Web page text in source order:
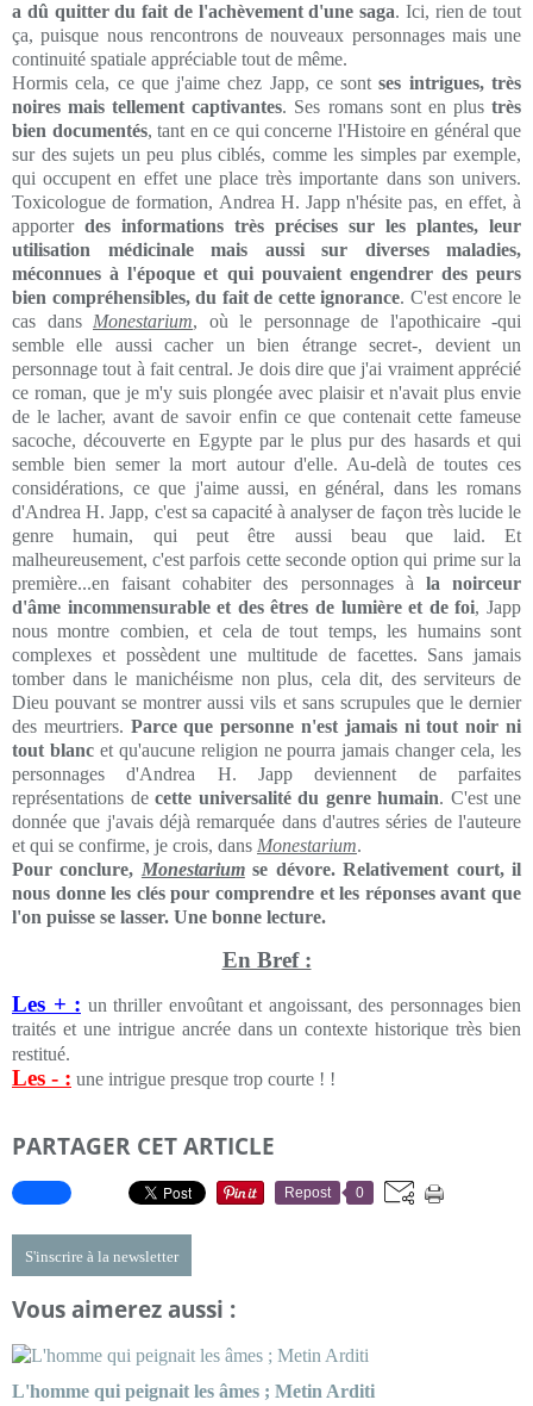
a dû quitter du fait de l'achèvement d'une saga. Ici, rien de tout
ça, puisque nous rencontrons de nouveaux personnages mais une
continuité spatiale appréciable tout de même.
Hormis cela, ce que j'aime chez Japp, ce sontses intrigues, très
noires mais tellement captivantes. Ses romans sont en plustrès
bien documentés, tant en ce qui concerne l'Histoire en général que
sur des sujets un peu plus ciblés, comme les simples par exemple,
qui occupent en effet une place très importante dans son univers.
Toxicologue de formation, Andrea H. Japp n'hésite pas, en effet, à
apporter des informations très précises sur les plantes, leur
utilisation médicinale mais aussi sur diverses maladies,
méconnues à l'époque et qui pouvaient engendrer des peurs
bien compréhensibles, du fait de cette ignorance. C'est encore le
cas dans Monestarium, où le personnage de l'apothicaire -qui
semble elle aussi cacher un bien étrange secret-, devient un
personnage tout à fait central. Je dois dire que j'ai vraiment apprécié
ce roman, que je m'y suis plongée avec plaisir et n'avait plus envie
de le lacher, avant de savoir enfin ce que contenait cette fameuse
sacoche, découverte en Egypte par le plus pur des hasards et qui
semble bien semer la mort autour d'elle. Au-delà de toutes ces
considérations, ce que j'aime aussi, en général, dans les romans
d'Andrea H. Japp, c'est sa capacité à analyser de façon très lucide le
genre humain, qui peut être aussi beau que laid. Et
malheureusement, c'est parfois cette seconde option qui prime sur la
première...en faisant cohabiter des personnages à la noirceur
d'âme incommensurable et des êtres de lumière et de foi, Japp
nous montre combien, et cela de tout temps, les humains sont
complexes et possèdent une multitude de facettes. Sans jamais
tomber dans le manichéisme non plus, cela dit, des serviteurs de
Dieu pouvant se montrer aussi vils et sans scrupules que le dernier
des meurtriers. Parce que personne n'est jamais ni tout noir ni
tout blancet qu'aucune religion ne pourra jamais changer cela, les
personnages d'Andrea H. Japp deviennent de parfaites
représentations de cette universalité du genre humain. C'est une
donnée que j'avais déjà remarquée dans d'autres séries de l'auteure
et qui se confirme, je crois, dans Monestarium.
Pour conclure, Monestariumse dévore. Relativement court, il
nous donne les clés pour comprendre et les réponses avant que
l'on puisse se lasser. Une bonne lecture.
En Bref :
Les + : un thriller envoûtant et angoissant, des personnages bien
traités et une intrigue ancrée dans un contexte historique très bien
restitué.
Les - : une intrigue presque trop courte ! !
PARTAGER CET ARTICLE
Repost 0
S'inscrire à la newsletter
Vous aimerez aussi :
L'homme qui peignait les âmes ; Metin Arditi